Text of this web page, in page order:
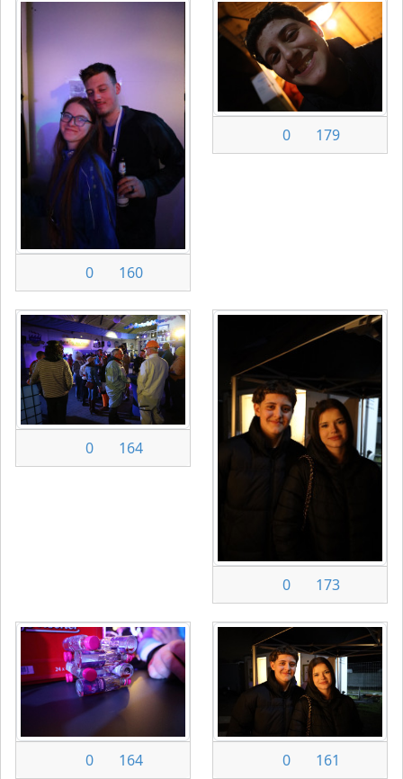
0 160
0 179
0 164
0 173
0 164 0 161